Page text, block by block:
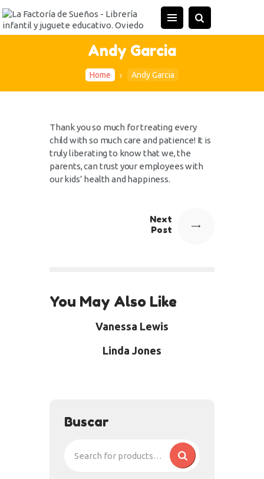
Andy Garcia
Home Andy Garcia
Thank you so much for treating every
child with so much care and patience! It is
truly liberating to know that we, the
parents, can trust your employees with
our kids’ health and happiness.
Next
Post
You May Also Like
Vanessa Lewis
Linda Jones
Buscar